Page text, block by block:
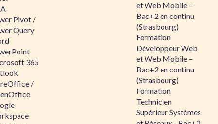
Pivot /
Query
365
/
et Web Mobile –
Bac+2 en continu
(Strasbourg)
Formation
Développeur Web
et Web Mobile –
Bac+2 en continu
(Strasbourg)
Formation
Technicien
Supérieur Systèmes